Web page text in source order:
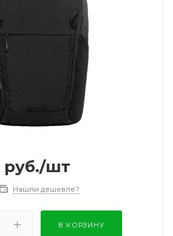
руб./шт
Нашли дешевле?
В КОРЗИНУ